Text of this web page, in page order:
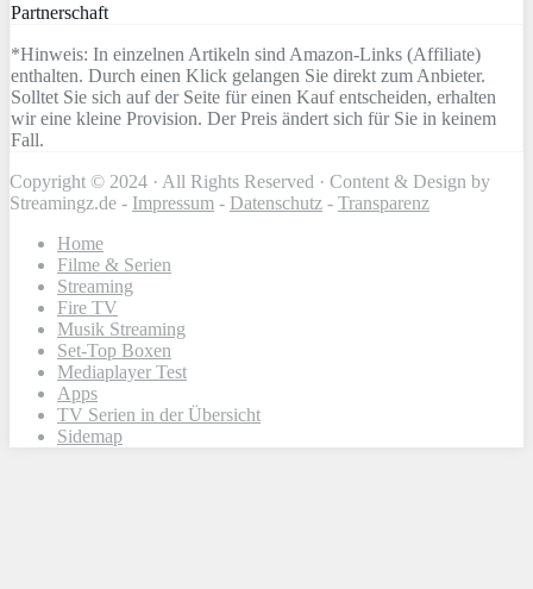
Partnerschaft
*Hinweis: In einzelnen Artikeln sind Amazon-Links (Affiliate)
enthalten. Durch einen Klick gelangen Sie direkt zum Anbieter.
Solltet Sie sich auf der Seite für einen Kauf entscheiden, erhalten
wir eine kleine Provision. Der Preis ändert sich für Sie in keinem
Fall.
Copyright © 2024 · All Rights Reserved · Content & Design by
Streamingz.de - Impressum - Datenschutz - Transparenz
Home
Filme & Serien
Streaming
Fire TV
Musik Streaming
Set-Top Boxen
Mediaplayer Test
Apps
TV Serien in der Übersicht
Sidemap